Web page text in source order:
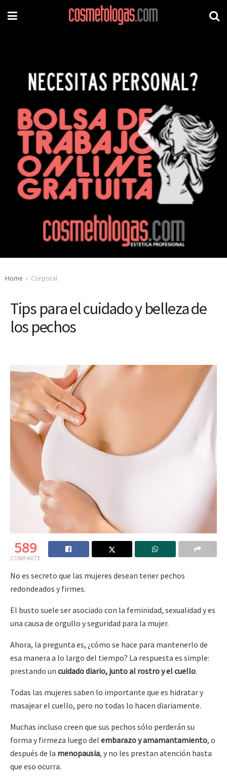
Home Corporal
Tips para el cuidado y belleza de
los pechos
589
COMPARTE
No es secreto que las mujeres desean tener pechos
redondeados y firmes.
El busto suele ser asociado con la feminidad, sexualidad y es
una causa de orgullo y seguridad para la mujer.
Ahora, la pregunta es, ¿cómo se hace para mantenerlo de
esa manera a lo largo del tiempo? La respuesta es simple:
prestando un cuidado diario, junto al rostro y el cuello.
Todas las mujeres saben lo importante que es hidratar y
masajear el cuello, pero no todas lo hacen diariamente.
Muchas incluso creen que sus pechos sólo perderán su
forma y firmeza luego del embarazo y amamantamiento, o
después de la menopausia, y no les prestan atención hasta
que eso ocurra.